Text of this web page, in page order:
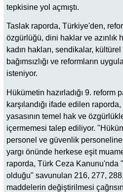
tepkisine yol açmıştı.
Taslak raporda, Türkiye'den,
özgürlüğü, dini haklar ve azınlık
kadın hakları, sendikalar, kültürel
bağımsızlığı ve reformların
isteniyor.
Hükümetin hazırladığı 9. reform
karşılandığı ifade edilen
yasasının temel hak ve
içermemesi talep ediliyor.
personel ve güvenlik personeline
yargı önünde herkese eşit
raporda, Türk Ceza Kanunu'nda
olduğu" savunulan 216, 277,
maddelerin değiştirilmesi